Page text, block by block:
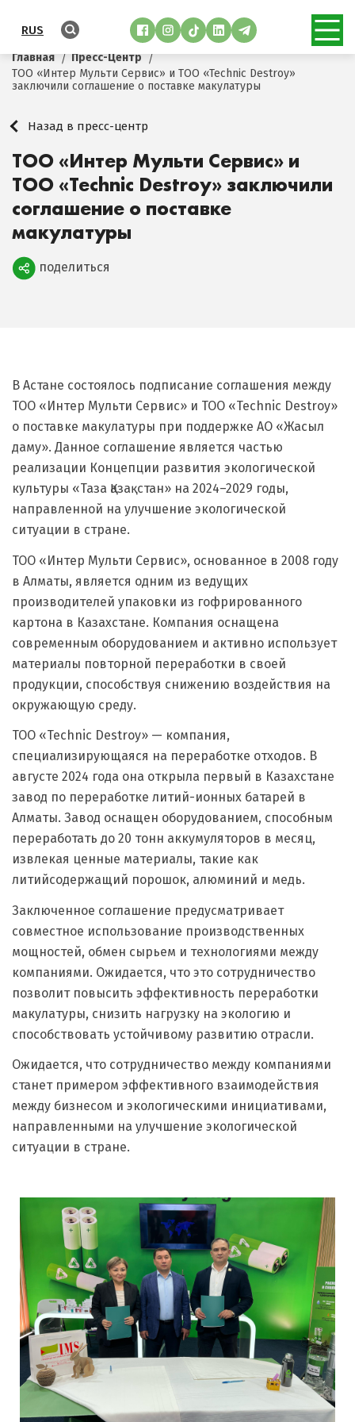
RUS
Главная
Пресс-Центр
ТОО «Интер Мульти Сервис» и ТОО «Technic Destroy»
заключили соглашение о поставке макулатуры
Назад в пресс-центр
ТОО «Интер Мульти Сервис» и
ТОО «Technic Destroy» заключили
соглашение о поставке
макулатуры
Поделиться
поделиться
В Астане состоялось подписание соглашения между
ТОО «Интер Мульти Сервис» и ТОО «Technic Destroy»
о поставке макулатуры при поддержке АО «Жасыл
даму». Данное соглашение является частью
реализации Концепции развития экологической
культуры «Таза Қазақстан» на 2024–2029 годы,
направленной на улучшение экологической
ситуации в стране.
ТОО «Интер Мульти Сервис», основанное в 2008 году
в Алматы, является одним из ведущих
производителей упаковки из гофрированного
картона в Казахстане. Компания оснащена
современным оборудованием и активно использует
материалы повторной переработки в своей
продукции, способствуя снижению воздействия на
окружающую среду.
ТОО «Technic Destroy» — компания,
специализирующаяся на переработке отходов. В
августе 2024 года она открыла первый в Казахстане
завод по переработке литий-ионных батарей в
Алматы. Завод оснащен оборудованием, способным
переработать до 20 тонн аккумуляторов в месяц,
извлекая ценные материалы, такие как
литийсодержащий порошок, алюминий и медь.
Заключенное соглашение предусматривает
совместное использование производственных
мощностей, обмен сырьем и технологиями между
компаниями. Ожидается, что это сотрудничество
позволит повысить эффективность переработки
макулатуры, снизить нагрузку на экологию и
способствовать устойчивому развитию отрасли.
Ожидается, что сотрудничество между компаниями
станет примером эффективного взаимодействия
между бизнесом и экологическими инициативами,
направленными на улучшение экологической
ситуации в стране.